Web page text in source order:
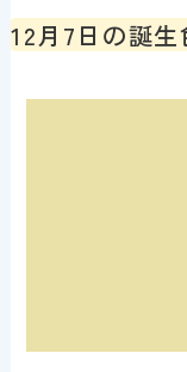
12月7日の誕生